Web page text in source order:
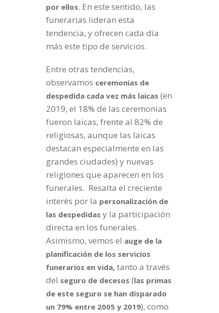
por ellos. En este sentido, las
funerarias lideran esta
tendencia, y ofrecen cada día
más este tipo de servicios.
Entre otras tendencias,
observamos ceremonias de
despedida cada vez más laicas (en
2019, el 18% de las ceremonias
fueron laicas, frente al 82% de
religiosas, aunque las laicas
destacan especialmente en las
grandes ciudades) y nuevas
religiones que aparecen en los
funerales. Resalta el creciente
interés por la personalización de
las despedidas y la participación
directa en los funerales.
Asimismo, vemos el auge de la
planificación de los servicios
funerarios en vida, tanto a través
del seguro de decesos (las primas
de este seguro se han disparado
un 79% entre 2005 y 2019), como